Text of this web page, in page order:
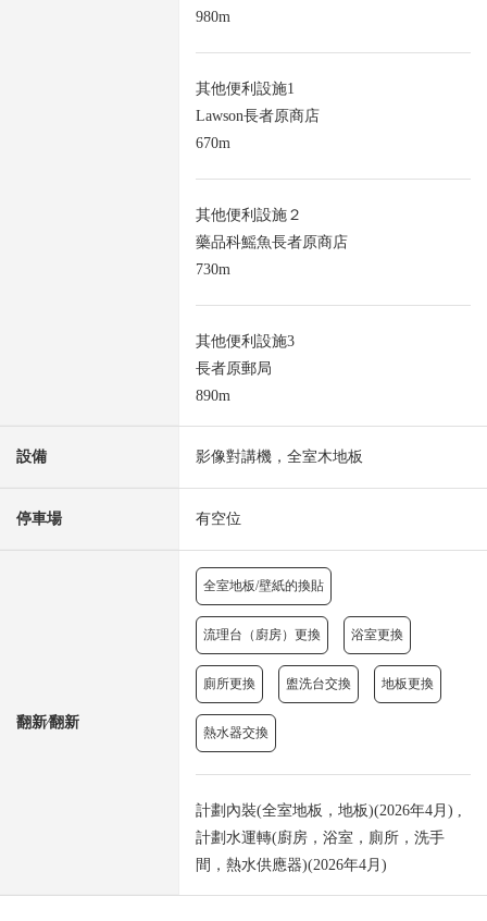
980m
其他便利設施1
Lawson長者原商店
670m
其他便利設施２
藥品科鰩魚長者原商店
730m
其他便利設施3
長者原郵局
890m
設備 影像對講機，全室木地板
停車場 有空位
翻新⁄翻新
全室地板/壁紙的換貼
流理台（廚房）更換 浴室更換
廁所更換 盥洗台交換 地板更換
熱水器交換
計劃內裝(全室地板，地板)(2026年4月) ,
計劃水運轉(廚房，浴室，廁所，洗手
間，熱水供應器)(2026年4月)